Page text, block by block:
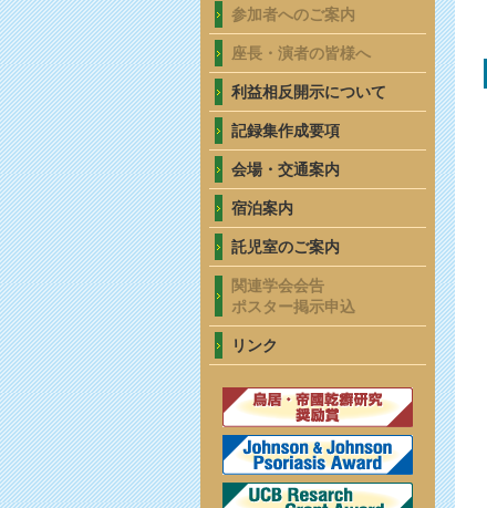
参加者へのご案内
座長・演者の皆様へ
利益相反開示について
記録集作成要項
会場・交通案内
宿泊案内
託児室のご案内
関連学会会告
ポスター掲示申込
リンク